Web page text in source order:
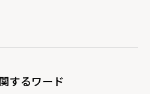
するワード